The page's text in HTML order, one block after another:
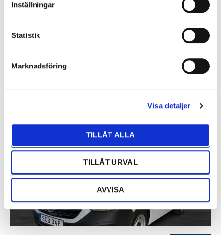
Inställningar
Statistik
Marknadsföring
Visa detaljer
TILLÅT ALLA
TILLÅT URVAL
AVVISA
NY
593.750 kr
2025 0 mil
NY